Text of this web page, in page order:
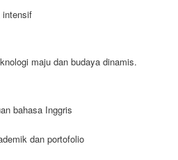
intensif
maju dan budaya dinamis.
bahasa Inggris
dan portofolio